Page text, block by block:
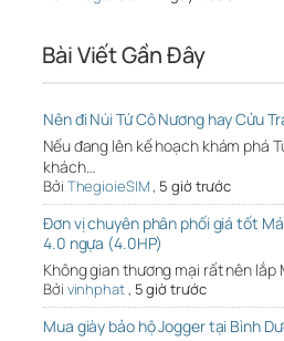
Bài Viết Gần Đây
Nên đi Núi Tứ Cô Nương hay Cửu
Nếu đang lên kế hoạch khám phá
khách…
Bởi ThegioieSIM, 5 giờ trước
Đơn vị chuyên phân phối giá tốt
4.0 ngựa (4.0HP)
Không gian thương mại rất nên lắp
Bởi vinhphat, 5 giờ trước
Mua giày bảo hộ Jogger tại Bình